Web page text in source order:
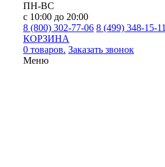
ПН-ВС
с 10:00 до 20:00
8 (800) 302-77-06 8 (499) 348-15-11
КОРЗИНА
0 товаров. Заказать звонок
Меню